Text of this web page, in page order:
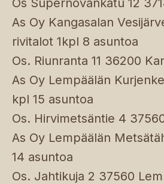
As Oy Kangasalan
rivitalot 1kpl 8 asuntoa
Os. Riunranta 11 36200
As Oy Lempäälän
kpl 15 asuntoa
Os. Hirvimetsäntie 4
As Oy Lempäälän
14 asuntoa
Os. Jahtikuja 2 37560